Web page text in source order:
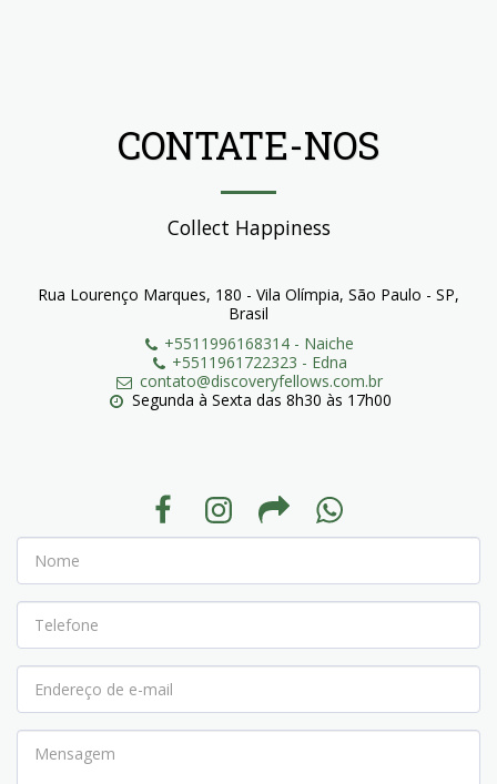
CONTATE-NOS
Collect Happiness
Rua Lourenço Marques, 180 - Vila Olímpia, São Paulo - SP,
Brasil
+5511996168314 - Naiche
+5511961722323 - Edna
contato@discoveryfellows.com.br
Segunda à Sexta das 8h30 às 17h00